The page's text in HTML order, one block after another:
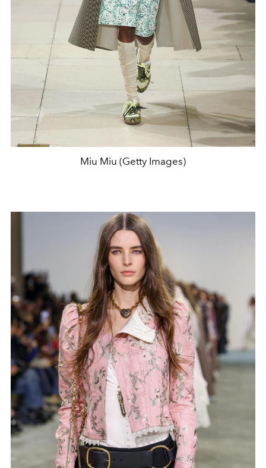
Miu Miu (Getty Images)